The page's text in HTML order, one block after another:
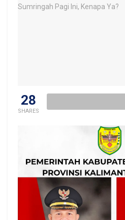
28
SHARES